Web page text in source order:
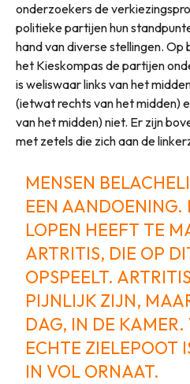
onderzoekers de
politieke partijen hun
hand van diverse stellingen. Op
het Kieskompas de partijen
is weliswaar links van het
(ietwat rechts van het midden)
van het midden) niet. Er zijn
met zetels die zich aan de
MENSEN
EEN
LOPEN HEEFT TE
ARTRITIS, DIE OP
OPSPEELT.
PIJNLIJK ZIJN,
DAG, IN DE KAMER.
ECHTE ZIELEPOOT
IN VOL ORNAAT.